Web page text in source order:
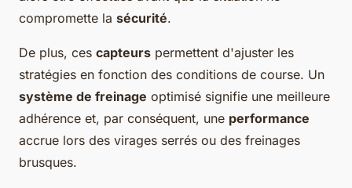
compromette la sécurité.
De plus, ces capteurs permettent d'ajuster les
stratégies en fonction des conditions de course. Un
système de freinage optimisé signifie une meilleure
adhérence et, par conséquent, une performance
accrue lors des virages serrés ou des freinages
brusques.